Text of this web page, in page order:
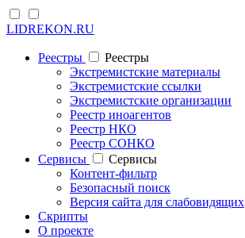
LIDREKON.RU
Реестры
Реестры
Экстремистские материалы
Экстремистские ссылки
Экстремистские организации
Реестр иноагентов
Реестр НКО
Реестр СОНКО
Cервисы
Cервисы
Контент-фильтр
Безопасный поиск
Версия сайта для слабовидящих
Скрипты
О проекте